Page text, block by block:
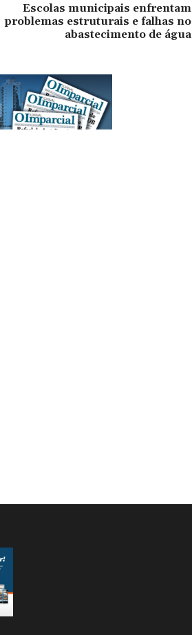
Escolas municipais enfrentam
problemas estruturais e falhas no
abastecimento de água